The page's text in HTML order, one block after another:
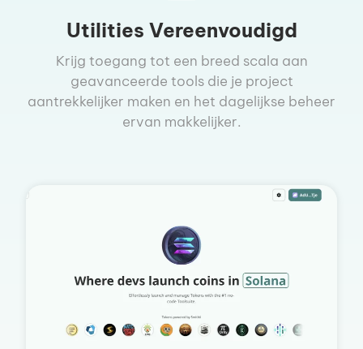
Utilities Vereenvoudigd
Krijg toegang tot een breed scala aan
geavanceerde tools die je project
aantrekkelijker maken en het dagelijkse beheer
ervan makkelijker.